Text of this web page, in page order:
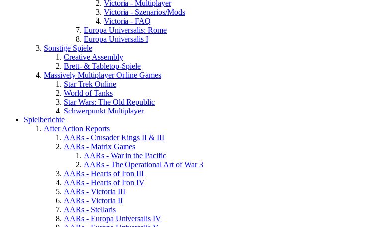
Victoria - Multiplayer
Victoria - Szenarios/Mods
Victoria - FAQ
Europa Universalis: Rome
Europa Universalis I
Sonstige Spiele
Creative Assembly
Brett- & Tabletop-Spiele
Massively Multiplayer Online Games
Star Trek Online
World of Tanks
Star Wars: The Old Republic
Schwerpunkt Multiplayer
Spielberichte
After Action Reports
AARs - Crusader Kings II & III
AARs - Matrix Games
AARs - War in the Pacific
AARs - The Operational Art of War 3
AARs - Hearts of Iron III
AARs - Hearts of Iron IV
AARs - Victoria III
AARs - Victoria II
AARs - Stellaris
AARs - Europa Universalis IV